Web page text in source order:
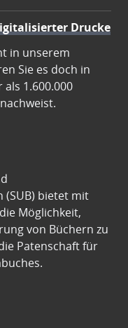
Drucke
in unserem
Sie es doch in
1.600.000
bietet mit
Möglichkeit,
von Büchern zu
Patenschaft für